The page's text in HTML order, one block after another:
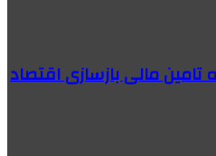
تامین مالی بازسازی اقتصاد